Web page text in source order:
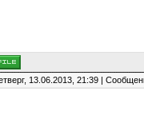
13.06.2013, 21:39 |